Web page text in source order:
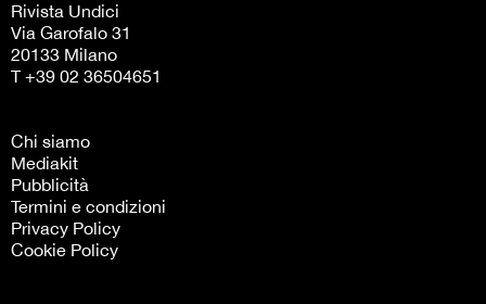
Rivista Undici
Via Garofalo 31
20133 Milano
T +39 02 36504651
Chi siamo
Mediakit
Pubblicità
Termini e condizioni
Privacy Policy
Cookie Policy